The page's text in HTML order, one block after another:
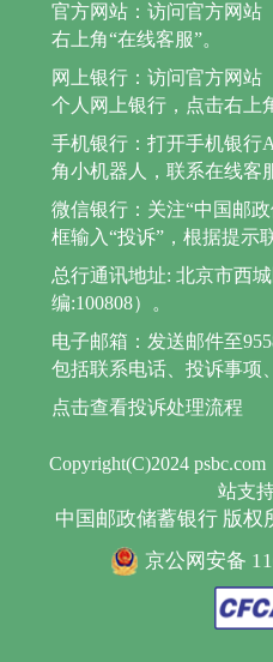
Copyright(C)2024 psbc.com
站支
中国邮政储蓄银行 版权
京公网安备
官方网站：访问官方网站
右上角“在线客服”。
网上银行：访问官方网站
个人网上银行，点击右上
手机银行：打开手机银行
角小机器人，联系在线客
微信银行：关注“中国邮
框输入“投诉”，根据提示
总行通讯地址: 北京市西
编:100808）。
电子邮箱：发送邮件至
包括联系电话、投诉事项
点击查看投诉处理流程